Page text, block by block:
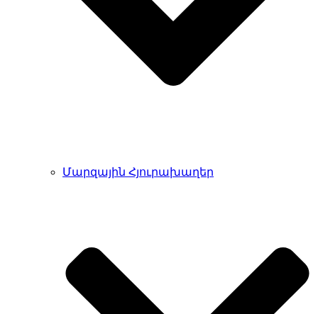
Մարզային Հյուրախաղեր